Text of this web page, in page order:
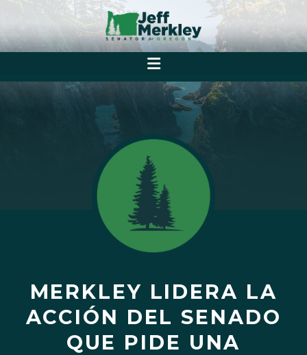
MERKLEY LIDERA LA
ACCIÓN DEL SENADO
QUE PIDE UNA